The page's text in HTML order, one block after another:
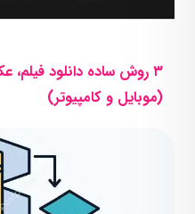
۳ روش ساده دانلود فیلم،
(موبایل و کامپیوتر)